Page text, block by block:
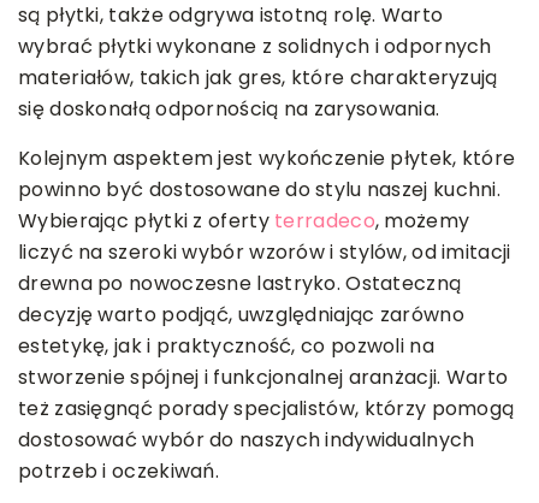
są płytki, także odgrywa istotną rolę. Warto
wybrać płytki wykonane z solidnych i odpornych
materiałów, takich jak gres, które charakteryzują
się doskonałą odpornością na zarysowania.
Kolejnym aspektem jest wykończenie płytek, które
powinno być dostosowane do stylu naszej kuchni.
Wybierając płytki z oferty terradeco, możemy
liczyć na szeroki wybór wzorów i stylów, od imitacji
drewna po nowoczesne lastryko. Ostateczną
decyzję warto podjąć, uwzględniając zarówno
estetykę, jak i praktyczność, co pozwoli na
stworzenie spójnej i funkcjonalnej aranżacji. Warto
też zasięgnąć porady specjalistów, którzy pomogą
dostosować wybór do naszych indywidualnych
potrzeb i oczekiwań.